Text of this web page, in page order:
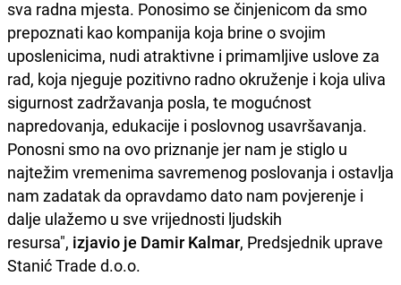
sva radna mjesta. Ponosimo se činjenicom da smo
prepoznati kao kompanija koja brine o svojim
uposlenicima, nudi atraktivne i primamljive uslove za
rad, koja njeguje pozitivno radno okruženje i koja uliva
sigurnost zadržavanja posla, te mogućnost
napredovanja, edukacije i poslovnog usavršavanja.
Ponosni smo na ovo priznanje jer nam je stiglo u
najtežim vremenima savremenog poslovanja i ostavlja
nam zadatak da opravdamo dato nam povjerenje i
dalje ulažemo u sve vrijednosti ljudskih
resursa", izjavio je Damir Kalmar, Predsjednik uprave
Stanić Trade d.o.o.